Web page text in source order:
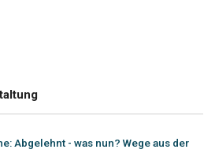
Abgelehnt - was nun? Wege aus der